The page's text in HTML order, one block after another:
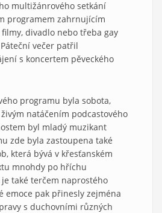
multižánrového setkání
programem zahrnujícím
divadlo nebo třeba gay
večer patřil
s koncertem pěveckého
programu byla sobota,
natáčením podcastového
byl mladý muzikant
zde byla zastoupena také
která bývá v křesťanském
mnohdy po hříchu
také terčem naprostého
emoce pak přinesly zejména
s duchovními různých